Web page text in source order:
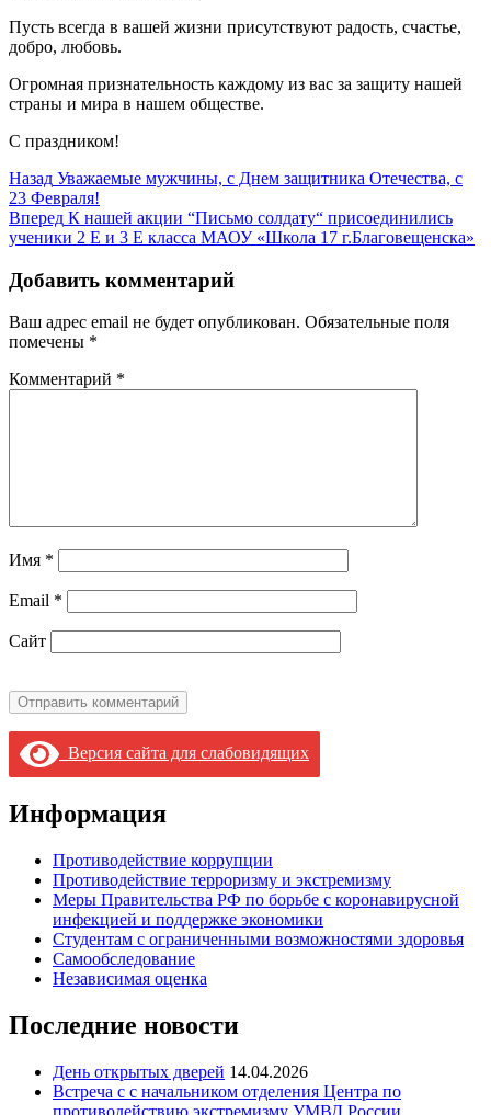
Пусть всегда в вашей жизни присутствуют радость, счастье,
добро, любовь.
Огромная признательность каждому из вас за защиту нашей
страны и мира в нашем обществе.
С праздником!
Навигация
по
записям
Назад Предыдущая
запись:
Уважаемые мужчины, с Днем защитника Отечества, с
23 Февраля!
Вперед Следующая
запись:
К нашей акции “Письмо солдату“ присоединились
ученики 2 Е и 3 Е класса МАОУ «Школа 17 г.Благовещенска»
Добавить комментарий
Ваш адрес email не будет опубликован. Обязательные поля
помечены *
Комментарий *
Имя *
Email *
Сайт
Версия сайта для слабовидящих
Информация
Противодействие коррупции
Противодействие терроризму и экстремизму
Меры Правительства РФ по борьбе с коронавирусной
инфекцией и поддержке экономики
Студентам с ограниченными возможностями здоровья
Самообследование
Независимая оценка
Последние новости
День открытых дверей 14.04.2026
Встреча с с начальником отделения Центра по
противодействию экстремизму УМВД России